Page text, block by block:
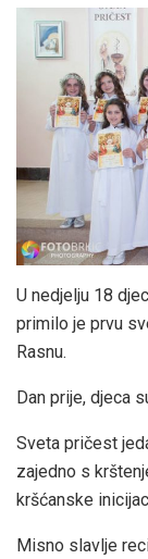
U nedjelju 18
primilo je prvu
Rasnu.
Dan prije, djeca
Sveta pričest
zajedno s
kršćanske
Misno slavlje